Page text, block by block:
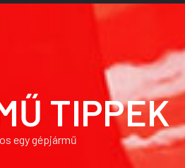
TIPPEK
egy gépjármű